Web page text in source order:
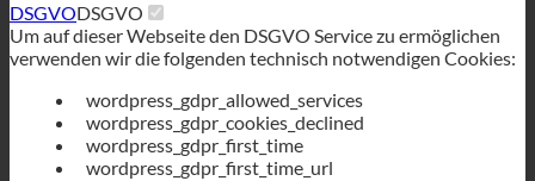
DSGVODSGVO
Um auf dieser Webseite den DSGVO Service zu ermöglichen
verwenden wir die folgenden technisch notwendigen Cookies:
wordpress_gdpr_allowed_services
wordpress_gdpr_cookies_declined
wordpress_gdpr_first_time
wordpress_gdpr_first_time_url